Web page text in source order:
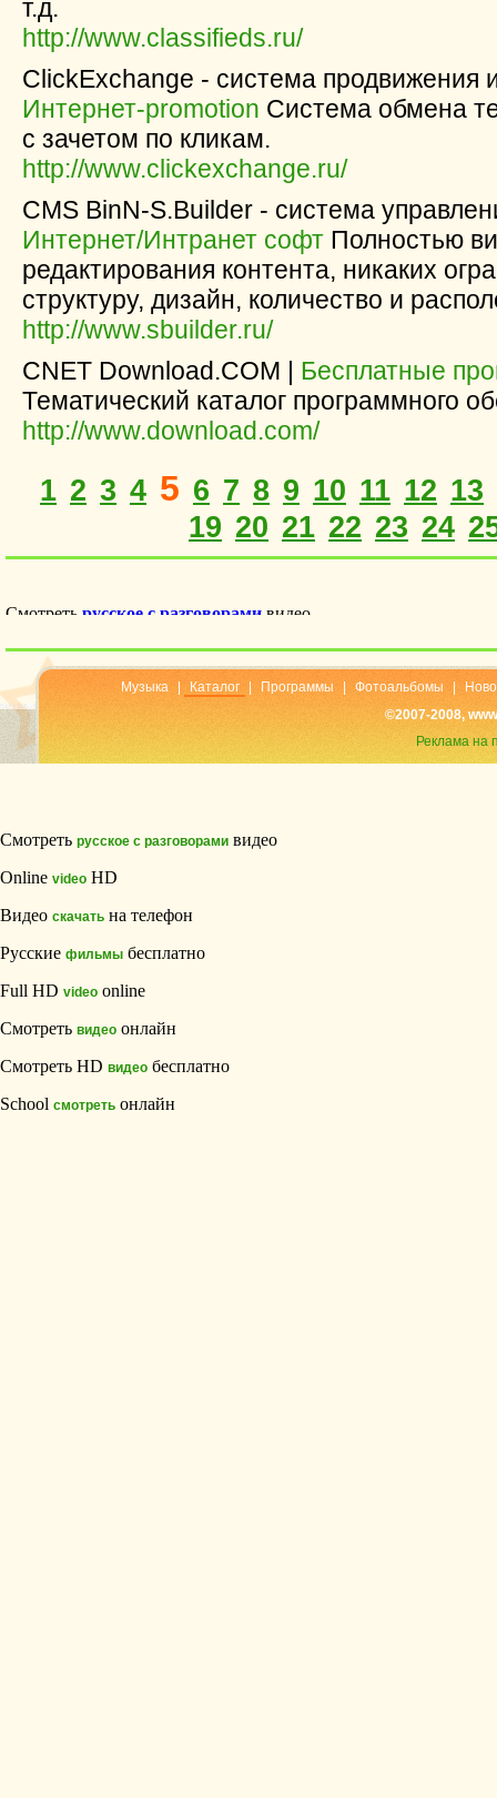
т.д.
http://www.classifieds.ru/
ClickExchange - система продвижения
Интернет-promotion Система обмена
с зачетом по кликам.
http://www.clickexchange.ru/
CMS BinN-S.Builder - система
Интернет/Интранет софт Полностью
редактирования контента, никаких
структуру, дизайн, количество и
http://www.sbuilder.ru/
CNET Download.COM | Бесплатные
Тематический каталог программного
http://www.download.com/
1 2 3 4 5 6 7 8 9 10 11 12 13
19 20 21 22 23 24
Музыка Каталог Программы Фотоальбомы
©2007-2008,
Реклама на
Смотреть русское с разговорами видео
Online video HD
Видео скачать на телефон
Русские фильмы бесплатно
Full HD video online
Смотреть видео онлайн
Смотреть HD видео бесплатно
School смотреть онлайн